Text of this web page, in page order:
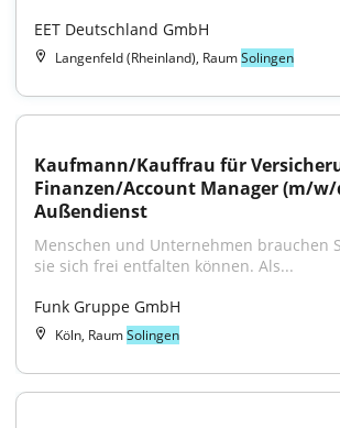
EET Deutschland GmbH
Langenfeld (Rheinland), RaumSolingen
Kaufmann/Kauffrau für
Finanzen/Account Manager (m/w/
Außendienst
Menschen und Unternehmen brauchen
sie sich frei entfalten können. Als...
Funk Gruppe GmbH
Köln, RaumSolingen